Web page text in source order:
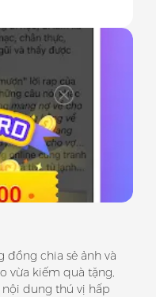
đồng chia sẻ ảnh và
vừa kiếm quà tặng,
dung thú vị hấp